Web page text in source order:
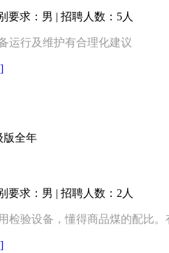
求：男 | 招聘人数：5人
运行及维护有合理化建议
求：男 | 招聘人数：2人
验设备，懂得商品煤的配比。